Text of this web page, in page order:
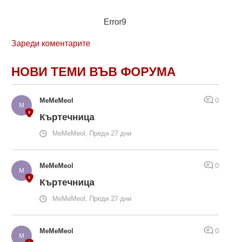
Error9
Зареди коментарите
НОВИ ТЕМИ ВЪВ ФОРУМА
MeMeMeol 0
Къртечница
MeMeMeol, Преди 27 дни
MeMeMeol 0
Къртечница
MeMeMeol, Преди 27 дни
MeMeMeol 0